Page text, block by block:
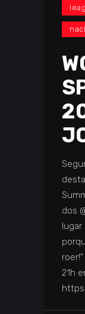
dos
21h